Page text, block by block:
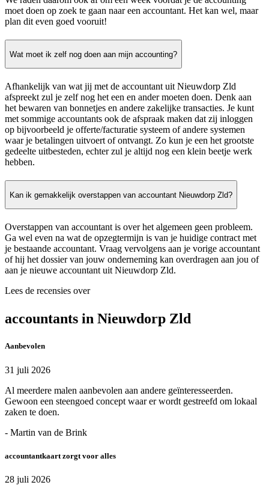
moet doen op zoek te gaan naar een accountant. Het kan wel, maar
plan dit even goed vooruit!
Wat moet ik zelf nog doen aan mijn accounting?
Afhankelijk van wat jij met de accountant uit Nieuwdorp Zld
afspreekt zul je zelf nog het een en ander moeten doen. Denk aan
het bewaren van bonnetjes en andere zakelijke transacties. Je kunt
met sommige accountants ook de afspraak maken dat zij inloggen
op bijvoorbeeld je offerte/facturatie systeem of andere systemen
waar je betalingen uitvoert of ontvangt. Zo kun je een het grootste
gedeelte uitbesteden, echter zul je altijd nog een klein beetje werk
hebben.
Kan ik gemakkelijk overstappen van accountant Nieuwdorp Zld?
Overstappen van accountant is over het algemeen geen probleem.
Ga wel even na wat de opzegtermijn is van je huidige contract met
je bestaande accountant. Vraag vervolgens aan je vorige accountant
of hij het dossier van jouw onderneming kan overdragen aan jou of
aan je nieuwe accountant uit Nieuwdorp Zld.
Lees de recensies over
accountants in Nieuwdorp Zld
Aanbevolen
31 juli 2026
Al meerdere malen aanbevolen aan andere geïnteresseerden.
Gewoon een steengoed concept waar er wordt gestreefd om lokaal
zaken te doen.
- Martin van de Brink
accountantkaart zorgt voor alles
28 juli 2026